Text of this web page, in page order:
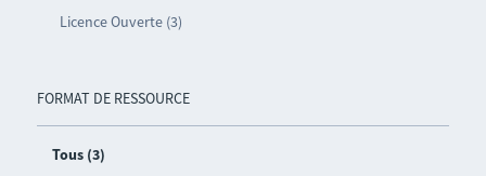
Licence Ouverte (3)
FORMAT DE RESSOURCE
Tous (3)